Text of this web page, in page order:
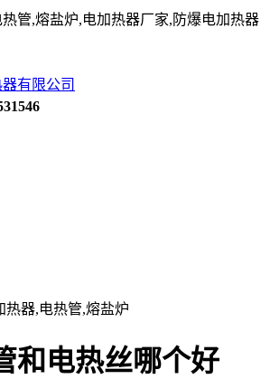
管,熔盐炉,电加热器厂家,防爆电加热器
有限公司
和电热丝哪个好